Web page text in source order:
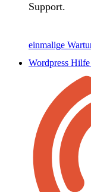
Support.
einmalige
Wordpress